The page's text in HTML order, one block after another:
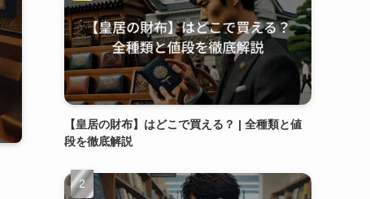
【皇居の財布】はどこで買える？ | 全種類と値
段を徹底解説